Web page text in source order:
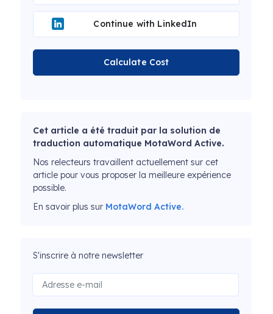
Continue with LinkedIn
Calculate Cost
Cet article a été traduit par la solution de
traduction automatique MotaWord Active.
Nos relecteurs travaillent actuellement sur cet
article pour vous proposer la meilleure expérience
possible.
En savoir plus sur MotaWord Active.
S'inscrire à notre newsletter